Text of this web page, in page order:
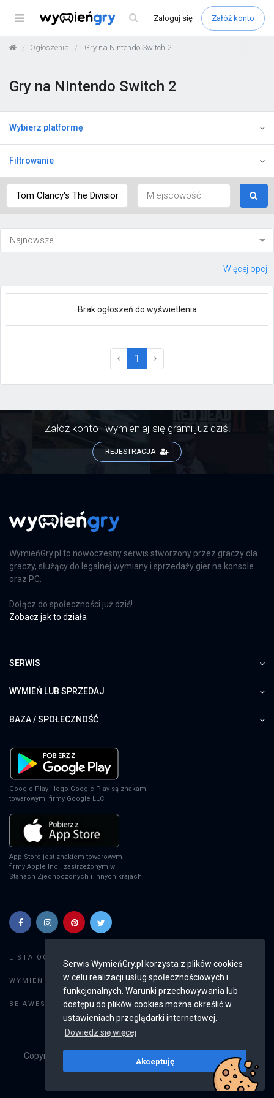
Serwis WymieńGry.pl korzysta z plików cookies
w celu realizacji usług społecznościowych i
funkcjonalnych. Warunki przechowywania lub
dostępu do plików cookies można określić w
ustawieniach przeglądarki internetowej.
Dowiedz się więcej
Akceptuję
Menu Zaloguj się Załóż konto
Ogłoszenia Gry na Nintendo Switch 2
Gry na Nintendo Switch 2
Wybierz platformę
Filtrowanie
Więcej opcji
Brak ogłoszeń do wyświetlenia
1 (current)
Załóż konto i wymieniaj się grami już dziś!
REJESTRACJA
WymieńGry.pl to nowoczesny serwis stworzony przez graczy dla
graczy, służący do legalnej wymiany i sprzedaży gier na konsole
oraz PC.
Dołącz do społeczności już dziś!
Zobacz jak to działa
SERWIS
WYMIEŃ LUB SPRZEDAJ
BAZA / SPOŁECZNOŚĆ
Google Play i logo Google Play są znakami
towarowymi firmy Google LLC.
App Store jest znakiem towarowym
firmy Apple Inc., zastrzeżonym w
Stanach Zjednoczonych i innych krajach.
LISTA OGŁOSZEŃ:
WYMIEŃ GRY: Dodaj ogłoszenie
BE AWESOME: Weryfikacja konta
Copyright © 2019 - 2026
Wszystkie prawa
v2.8.4